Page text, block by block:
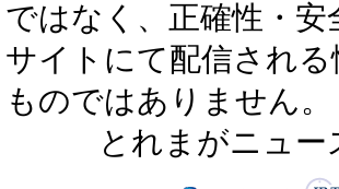
ではなく、正確性・
サイトにて配信され
ものではありません。
とれまがニュ